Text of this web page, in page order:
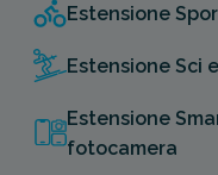
Estensione
Estensione Sci
Estensione
fotocamera